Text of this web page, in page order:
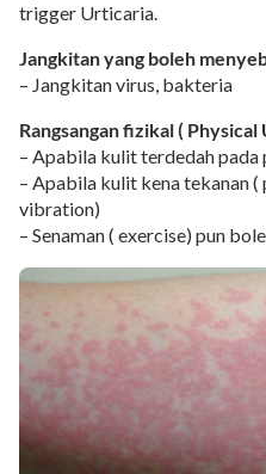
trigger Urticaria.
Jangkitan yang boleh
– Jangkitan virus, bakteria
Rangsangan fizikal (
– Apabila kulit terdedah pada
– Apabila kulit kena tekanan (
vibration)
– Senaman ( exercise) pun